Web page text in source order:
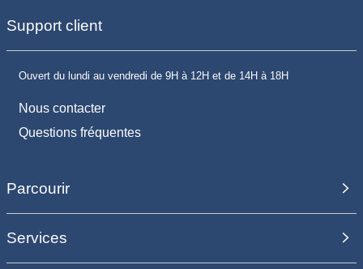
Support client
Ouvert du lundi au vendredi de 9H à 12H et de 14H à 18H
Nous contacter
Questions fréquentes
Parcourir
Services